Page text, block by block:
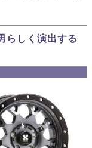
らしく演出する